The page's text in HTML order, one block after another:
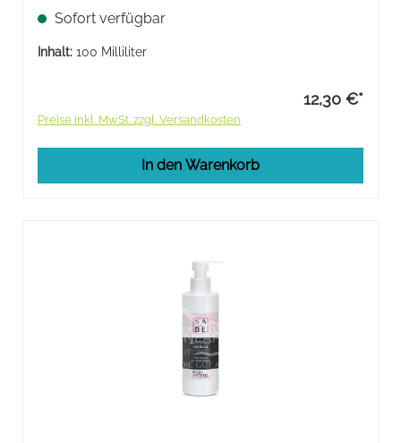
fördert die Regeneration. Die leichte Textur zieht
schnell ein und hinterlässt ein angenehmes
Gefühl.
Sofort verfügbar
Inhalt: 100 Milliliter
12,30 €*
Preise inkl. MwSt. zzgl. Versandkosten
In den Warenkorb